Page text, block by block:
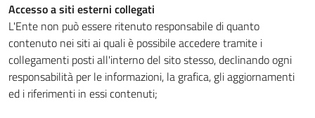
Accesso a siti esterni collegati
L'Ente non può essere ritenuto responsabile di quanto
contenuto nei siti ai quali è possibile accedere tramite i
collegamenti posti all'interno del sito stesso, declinando ogni
responsabilità per le informazioni, la grafica, gli aggiornamenti
ed i riferimenti in essi contenuti;